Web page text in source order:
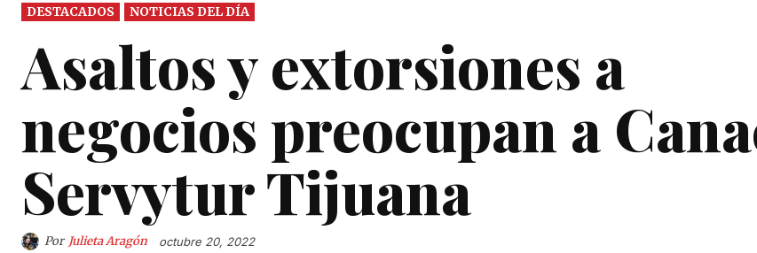
DESTACADOS NOTICIAS DEL DÍA
Asaltos y extorsiones a
negocios preocupan a
Servytur Tijuana
Por Julieta Aragón octubre 20, 2022